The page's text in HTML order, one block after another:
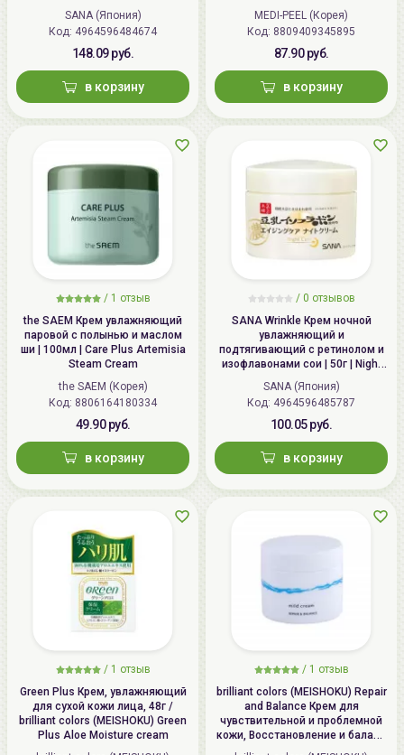
WRINKLE Gel Cream
SANA (Япония)
Код: 4964596484674
148.09 руб.
в корзину
MEDI-PEEL (Корея)
Код: 8809409345895
87.90 руб.
в корзину
/ 1 отзыв
the SAEM Крем увлажняющий
паровой с полынью и маслом
ши | 100мл | Care Plus Artemisia
Steam Cream
the SAEM (Корея)
Код: 8806164180334
49.90 руб.
в корзину
/ 0 отзывов
SANA Wrinkle Крем ночной
увлажняющий и
подтягивающий с ретинолом и
изофлавонами сои | 50г | Night
Wrinkle Cream
SANA (Япония)
Код: 4964596485787
100.05 руб.
в корзину
/ 1 отзыв
Green Plus Крем, увлажняющий
для сухой кожи лица, 48г /
brilliant colors (MEISHOKU) Green
Plus Aloe Moisture cream
/ 1 отзыв
brilliant colors (MEISHOKU) Repair
and Balance Крем для
чувствительной и проблемной
кожи, Восстановление и баланс
| 45г | Repair and Balance Mild